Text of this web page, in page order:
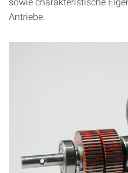
Antriebe.